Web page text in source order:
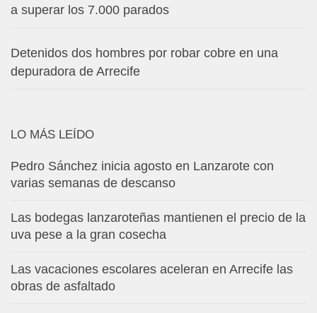
a superar los 7.000 parados
Detenidos dos hombres por robar cobre en una
depuradora de Arrecife
LO MÁS LEÍDO
Pedro Sánchez inicia agosto en Lanzarote con
varias semanas de descanso
Las bodegas lanzaroteñas mantienen el precio de la
uva pese a la gran cosecha
Las vacaciones escolares aceleran en Arrecife las
obras de asfaltado